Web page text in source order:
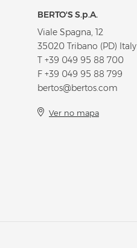
BERTO'S S.p.A.
Viale Spagna, 12
35020 Tribano (PD) Italy
T +39 049 95 88 700
F +39 049 95 88 799
bertos@bertos.com
Ver no mapa